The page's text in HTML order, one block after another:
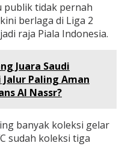
publik tidak pernah
berlaga di Liga 2
raja Piala Indonesia.
Juara Saudi
Paling Aman
Al Nassr?
banyak koleksi gelar
sudah koleksi tiga